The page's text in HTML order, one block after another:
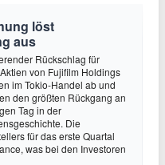
löst
aus
Rückschlag für
von Fujifilm Holdings
im Tokio-Handel ab und
den größten Rückgang an
Tag in der
Die
für das erste Quartal
was bei den Investoren